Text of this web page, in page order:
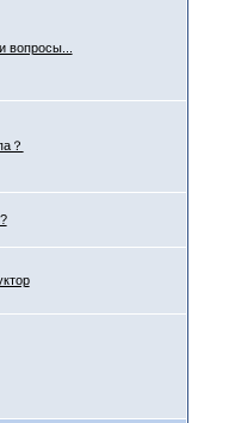
вопросы...
？